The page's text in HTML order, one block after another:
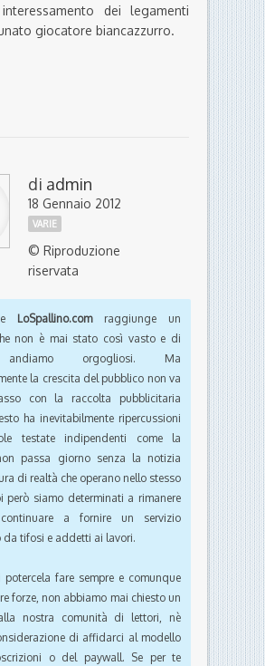
dei legamenti
giocatore biancazzurro.
di admin
18 Gennaio 2012
VARIE
© Riproduzione
riservata
LoSpallino.comraggiunge un
non è mai stato così vasto e di
orgogliosi. Ma
la crescita del pubblico non va
con la raccolta pubblicitaria
ha inevitabilmente ripercussioni
testate indipendenti come la
passa giorno senza la notizia
di realtà che operano nello stesso
però siamo determinati a rimanere
a fornire un servizio
da tifosi e addetti ai lavori.
potercela fare sempre e comunque
forze, non abbiamo mai chiesto un
nostra comunità di lettori, nè
di affidarci al modello
o del paywall. Se per te